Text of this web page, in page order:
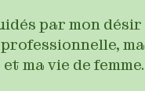
par mon désir
ma
ma vie de femme.